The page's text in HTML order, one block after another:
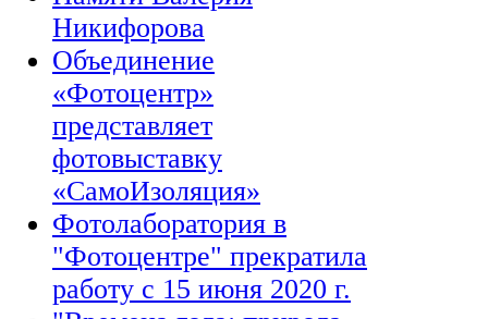
Никифорова
Объединение
«Фотоцентр»
представляет
фотовыставку
«СамоИзоляция»
Фотолаборатория в
"Фотоцентре" прекратила
работу с 15 июня 2020 г.